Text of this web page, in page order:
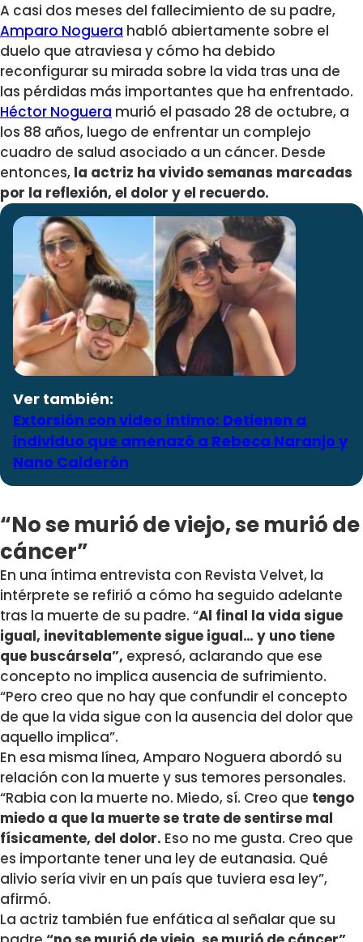
A casi dos meses del fallecimiento de su padre,
Amparo Noguera habló abiertamente sobre el
duelo que atraviesa y cómo ha debido
reconfigurar su mirada sobre la vida tras una de
las pérdidas más importantes que ha enfrentado.
Héctor Noguera murió el pasado 28 de octubre, a
los 88 años, luego de enfrentar un complejo
cuadro de salud asociado a un cáncer. Desde
entonces, la actriz ha vivido semanas marcadas
por la reflexión, el dolor y el recuerdo.
Ver también:
Extorsión con video íntimo: Detienen a
individuo que amenazó a Rebeca Naranjo y
Nano Calderón
“No se murió de viejo, se murió de
cáncer”
En una íntima entrevista con Revista Velvet, la
intérprete se refirió a cómo ha seguido adelante
tras la muerte de su padre. “Al final la vida sigue
igual, inevitablemente sigue igual… y uno tiene
que buscársela”, expresó, aclarando que ese
concepto no implica ausencia de sufrimiento.
“Pero creo que no hay que confundir el concepto
de que la vida sigue con la ausencia del dolor que
aquello implica”.
En esa misma línea, Amparo Noguera abordó su
relación con la muerte y sus temores personales.
“Rabia con la muerte no. Miedo, sí. Creo que tengo
miedo a que la muerte se trate de sentirse mal
físicamente, del dolor. Eso no me gusta. Creo que
es importante tener una ley de eutanasia. Qué
alivio sería vivir en un país que tuviera esa ley”,
afirmó.
La actriz también fue enfática al señalar que su